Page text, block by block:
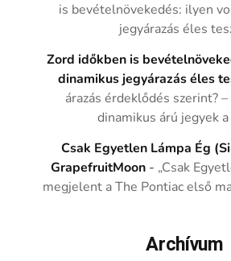
is bevételnövekedés: ilyen
jegyárazás éles
Zord időkben is
dinamikus jegyárazás éles
árazás érdeklődés szerint?
dinamikus árú jegyek
Csak Egyetlen Lámpa Ég
GrapefruitMoon - „Csak
megjelent a The Pontiac első
Archívum